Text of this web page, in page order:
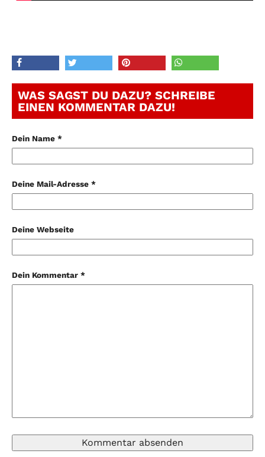
WAS SAGST DU DAZU? SCHREIBE
EINEN KOMMENTAR DAZU!
Dein Name *
Deine Mail-Adresse *
Deine Webseite
Dein Kommentar *